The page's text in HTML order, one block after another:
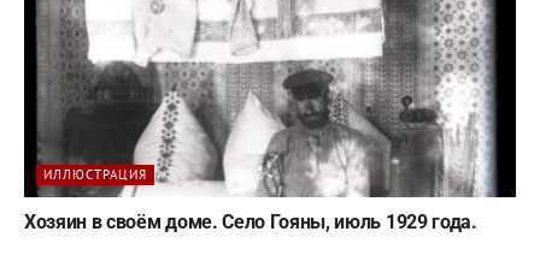
ИЛЛЮСТРАЦИЯ
Хозяин в своём доме. Село Гояны, июль 1929 года.